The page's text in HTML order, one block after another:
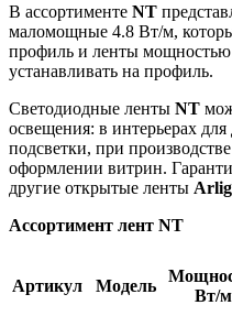
В ассортименте NT
маломощные 4.8 Вт/м,
профиль и ленты мощностью
устанавливать на профиль.
Светодиодные ленты NT
освещения: в интерьерах
подсветки, при
оформлении витрин.
другие открытые ленты
Ассортимент лент NT
Артикул Модель
Вт/м